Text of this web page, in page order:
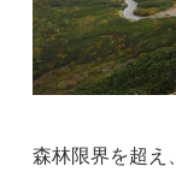
森林限界を超え